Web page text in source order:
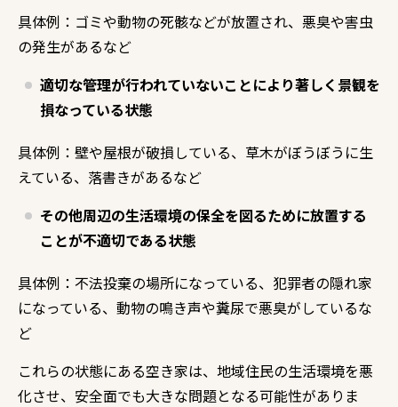
具体例：ゴミや動物の死骸などが放置され、 悪臭や害虫
の発生があるなど
適切な管理が行われていないことにより著しく景観を
損なっている状態
具体例：壁や屋根が破損している、 草木がぼうぼうに生
えている、 落書きがあるなど
その他周辺の生活環境の保全を図るために放置する
ことが不適切である状態
具体例：不法投棄の場所になっている、 犯罪者の隠れ家
になっている、 動物の鳴き声や糞尿で悪臭がしているな
ど
これらの状態にある空き家は、 地域住民の生活環境を悪
化させ、 安全面でも大きな問題となる可能性がありま